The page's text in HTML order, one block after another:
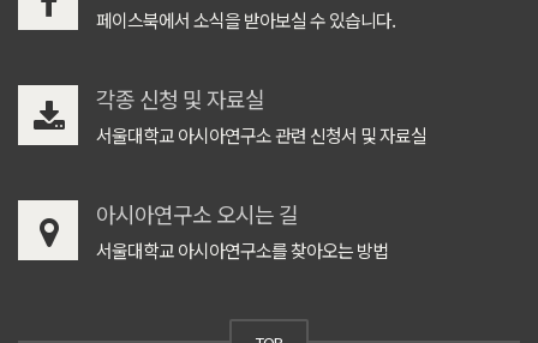
페이스북에서 소식을 받아보실 수 있습니다.
각종 신청 및 자료실
서울대학교 아시아연구소 관련 신청서 및 자료실
아시아연구소 오시는 길
서울대학교 아시아연구소를 찾아오는 방법